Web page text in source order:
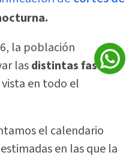
la población
lasdistintas fases
en todo el
el calendario
en las que la